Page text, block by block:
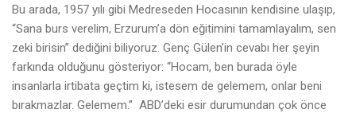
Bu arada, 1957 yılı gibi Medreseden Hocasının kendisine ulaşıp,
“Sana burs verelim, Erzurum’a dön eğitimini tamamlayalım, sen
zeki birisin” dediğini biliyoruz. Genç Gülen’in cevabı her şeyin
farkında olduğunu gösteriyor: “Hocam, ben burada öyle
insanlarla irtibata geçtim ki, istesem de gelemem, onlar beni
bırakmazlar. Gelemem.” ABD’deki esir durumundan çok önce